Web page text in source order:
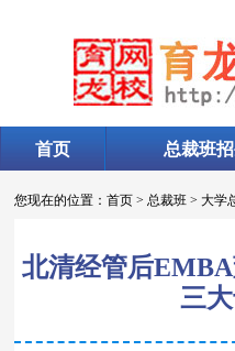
首页 总裁班
您现在的位置：首页 >总裁班 >大学
北清经管后
三